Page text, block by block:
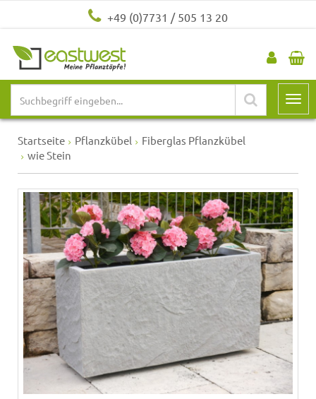
+49 (0)7731 / 505 13 20
Startseite Pflanzkübel
Fiberglas Pflanzkübel
wie Stein